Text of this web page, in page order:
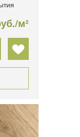
м²